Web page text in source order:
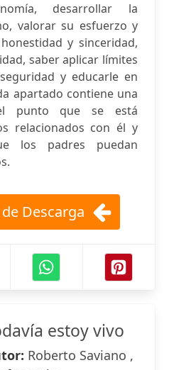
desarrollar la
valorar su esfuerzo y
y sinceridad,
saber aplicar límites
y educarle en
apartado contiene una
punto que se está
relacionados con él y
los padres puedan
Descarga
estoy vivo
Roberto Saviano ,